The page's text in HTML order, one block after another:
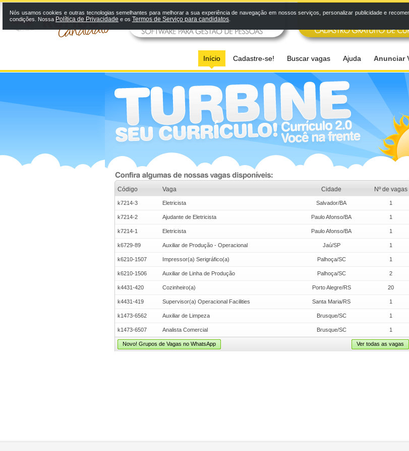
Início Cadastre-se! Buscar vagas Ajuda Anunciar
Código Vaga Cidade Nº de vagas
k7214-3 Eletricista Salvador/BA 1
k7214-2 Ajudante de Eletricista Paulo Afonso/BA 1
k7214-1 Eletricista Paulo Afonso/BA 1
k6729-89 Auxiliar de Produção - Operacional Jaú/SP 1
k6210-1507 Impressor(a) Serigráfico(a) Palhoça/SC 1
k6210-1506 Auxiliar de Linha de Produção Palhoça/SC 2
k4431-420 Cozinheiro(a) Porto Alegre/RS 20
k4431-419 Supervisor(a) Operacional Facilities Santa Maria/RS 1
k1473-6562 Auxiliar de Limpeza Brusque/SC 1
k1473-6507 Analista Comercial Brusque/SC 1
Novo! Grupos de Vagas no WhatsApp Ver todas as vagas
Nós usamos cookies e outras tecnologias semelhantes para melhorar a sua experiência de navegação em nossos serviços, personalizar publicidade e
condições. Nossa Política de Privacidade e os Termos de Serviço para candidatos